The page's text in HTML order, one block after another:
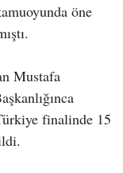
öne
Mustafa
finalinde 15